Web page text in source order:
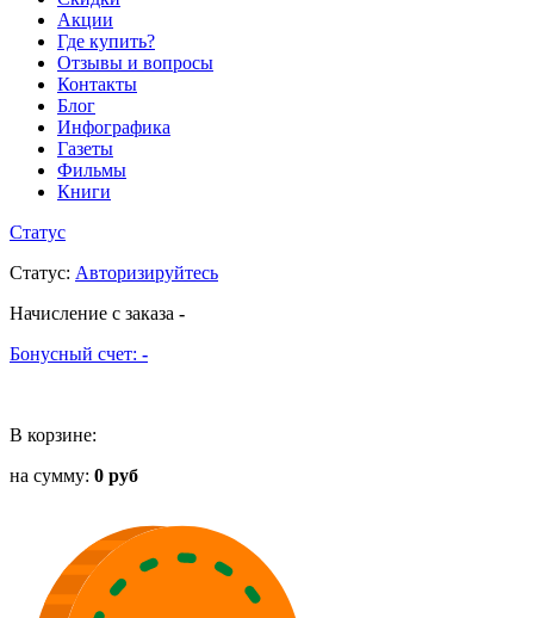
Акции
Где купить?
Отзывы и вопросы
Контакты
Блог
Инфографика
Газеты
Фильмы
Книги
Статус
Статус: Авторизируйтесь
Начисление с заказа -
Бонусный счет: -
В корзине:
на сумму: 0 руб